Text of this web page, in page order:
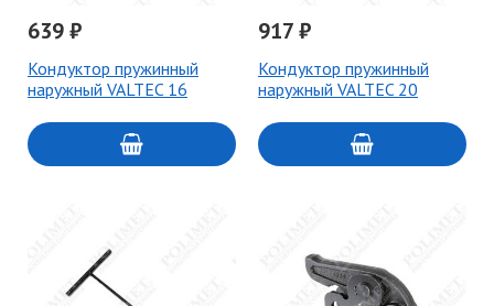
639 ₽
Кондуктор пружинный
наружный VALTEC 16
917 ₽
Кондуктор пружинный
наружный VALTEC 20